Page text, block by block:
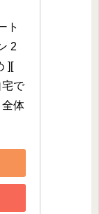
ト
2
][
宅で
全体